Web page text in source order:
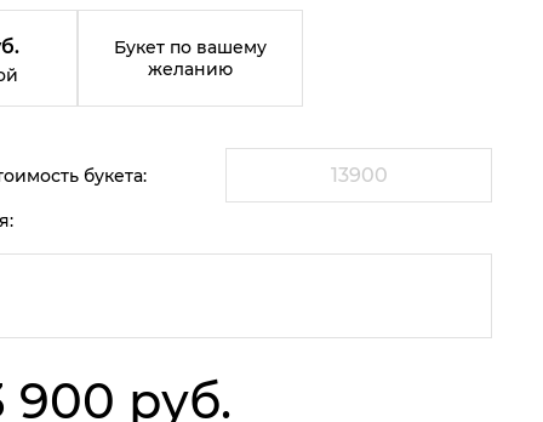
Букет по вашему
желанию
букета:
900 руб.